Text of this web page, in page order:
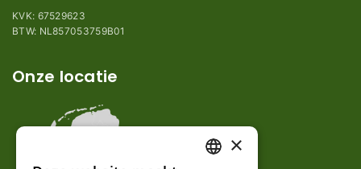
KVK: 67529623
BTW: NL857053759B01
Onze locatie
×